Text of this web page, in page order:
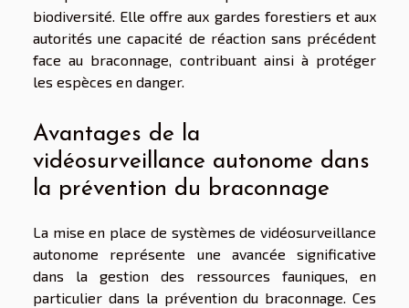
biodiversité. Elle offre aux gardes forestiers et aux
autorités une capacité de réaction sans précédent
face au braconnage, contribuant ainsi à protéger
les espèces en danger.
Avantages de la
vidéosurveillance autonome dans
la prévention du braconnage
La mise en place de systèmes de vidéosurveillance
autonome représente une avancée significative
dans la gestion des ressources fauniques, en
particulier dans la prévention du braconnage. Ces